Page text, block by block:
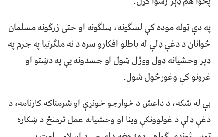
په دې ټوله موده کې لسګونه، سلګونه او حتی زرګونه مسلمان
ځوانان د دغې ډلې له باطلو افکارو سره د نه ملګرتیا په جرم په
ډېر وحشیانه ډول ووژل شول او جسدونه یې په دښتو او
غرونو کې وغورځول شول.
بې له شکه، د داعش د خوارجو خونړې او شرمناکه کارنامه، د
دغې ډلې د غولوونکې وینا او وحشیانه عمل ترمنځ د ښکاره